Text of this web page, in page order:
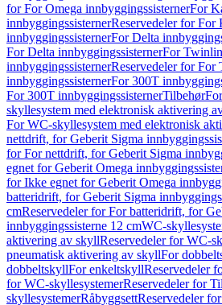
for For Omega innbyggingssisternerFor
innbyggingssisternerReservedeler for For
innbyggingssisternerFor Delta
For Delta innbyggingssisternerFor
innbyggingssisternerReservedeler for For
innbyggingssisternerFor 300T
For 300T innbyggingssisternerTilbehør
skyllesystem med elektronisk aktivering
For WC-skyllesystem med elektronisk
nettdrift, for Geberit Sigma
for For nettdrift, for Geberit Sigma
egnet for Geberit Omega
for Ikke egnet for Geberit Omega
batteridrift, for Geberit Sigma
cmReservedeler for For batteridrift, for
innbyggingssisterne 12 cmWC-
aktivering av skyllReservedeler for WC-
pneumatisk aktivering av skyllFor
dobbeltskyllFor enkeltskyllReservedeler
for WC-skyllesystemerReservedeler for
skyllesystemerRåbyggsettReservedeler